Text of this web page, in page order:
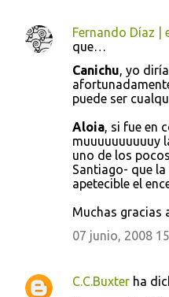
Fernando Díaz |
que…
Canichu, yo
puede ser
Aloia, si fue en
muuuuuuuuuuy
uno de los
Santiago- que
apetecible el
Muchas gracias
07 junio, 2008
C.C.Buxter ha